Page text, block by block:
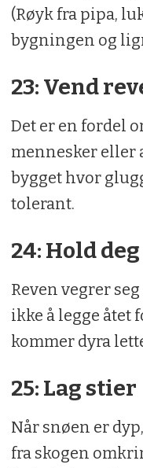
(Røyk fra pipa,
bygningen og
23: Vend
Det er en fordel
mennesker eller
bygget hvor
tolerant.
24: Hold
Reven vegrer
ikke å legge åtet
kommer dyra
25: Lag stier
Når snøen er
fra skogen